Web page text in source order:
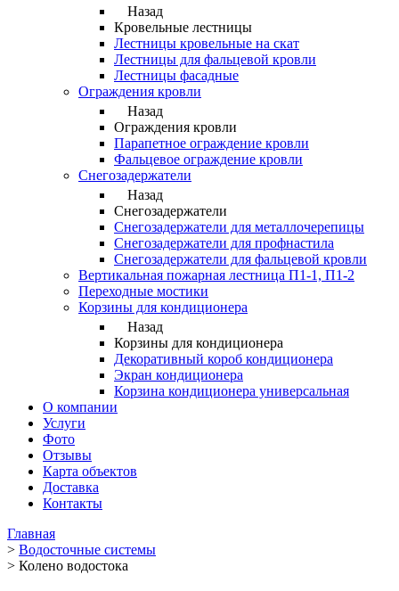
Назад
Кровельные лестницы
Лестницы кровельные на скат
Лестницы для фальцевой кровли
Лестницы фасадные
Ограждения кровли
Назад
Ограждения кровли
Парапетное ограждение кровли
Фальцевое ограждение кровли
Снегозадержатели
Назад
Снегозадержатели
Снегозадержатели для металлочерепицы
Снегозадержатели для профнастила
Снегозадержатели для фальцевой кровли
Вертикальная пожарная лестница П1-1, П1-2
Переходные мостики
Корзины для кондиционера
Назад
Корзины для кондиционера
Декоративный короб кондиционера
Экран кондиционера
Корзина кондиционера универсальная
О компании
Услуги
Фото
Отзывы
Карта объектов
Доставка
Контакты
Главная
> Водосточные системы
> Колено водостока